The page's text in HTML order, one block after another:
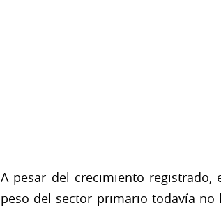
A pesar del crecimiento
peso del sector primario todavía